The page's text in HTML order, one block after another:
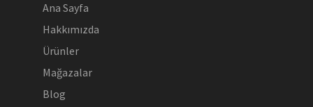
Ana Sayfa
Hakkımızda
Ürünler
Mağazalar
Blog